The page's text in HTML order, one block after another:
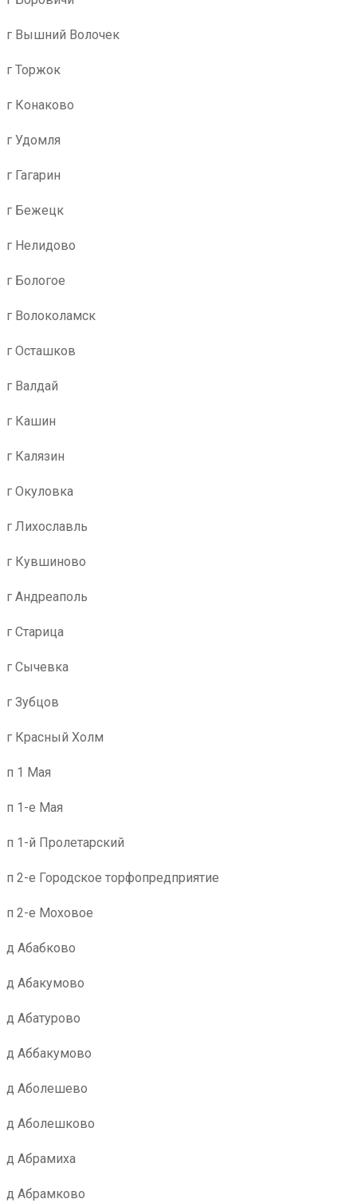
г Вышний Волочек
г Торжок
г Конаково
г Удомля
г Гагарин
г Бежецк
г Нелидово
г Бологое
г Волоколамск
г Осташков
г Валдай
г Кашин
г Калязин
г Окуловка
г Лихославль
г Кувшиново
г Андреаполь
г Старица
г Сычевка
г Зубцов
г Красный Холм
п 1 Мая
п 1-е Мая
п 1-й Пролетарский
п 2-е Городское торфопредприятие
п 2-е Моховое
д Абабково
д Абакумово
д Абатурово
д Аббакумово
д Аболешево
д Аболешково
д Абрамиха
д Абрамково